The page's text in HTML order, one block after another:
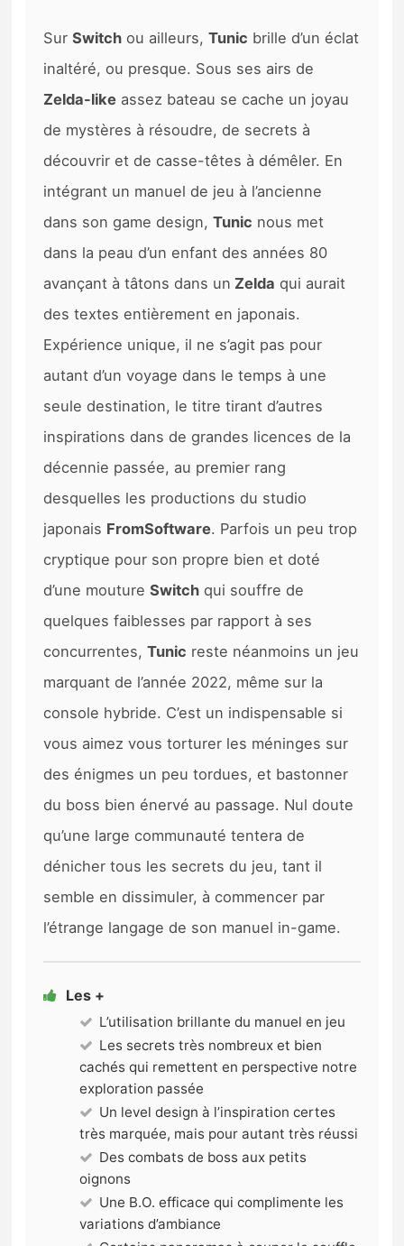
SurSwitch ou ailleurs,Tunic brille d’un éclat
inaltéré, ou presque. Sous ses airs de
Zelda-like assez bateau se cache un joyau
de mystères à résoudre, de secrets à
découvrir et de casse-têtes à démêler. En
intégrant un manuel de jeu à l’ancienne
dans son game design,Tunic nous met
dans la peau d’un enfant des années 80
avançant à tâtons dans un Zelda qui aurait
des textes entièrement en japonais.
Expérience unique, il ne s’agit pas pour
autant d’un voyage dans le temps à une
seule destination, le titre tirant d’autres
inspirations dans de grandes licences de la
décennie passée, au premier rang
desquelles les productions du studio
japonais FromSoftware. Parfois un peu trop
cryptique pour son propre bien et doté
d’une moutureSwitch qui souffre de
quelques faiblesses par rapport à ses
concurrentes,Tunic reste néanmoins un jeu
marquant de l’année 2022, même sur la
console hybride. C’est un indispensable si
vous aimez vous torturer les méninges sur
des énigmes un peu tordues, et bastonner
du boss bien énervé au passage. Nul doute
qu’une large communauté tentera de
dénicher tous les secrets du jeu, tant il
semble en dissimuler, à commencer par
l’étrange langage de son manuel in-game.
Les +
L’utilisation brillante du manuel en jeu
Les secrets très nombreux et bien
cachés qui remettent en perspective notre
exploration passée
Un level design à l’inspiration certes
très marquée, mais pour autant très réussi
Des combats de boss aux petits
oignons
Une B.O. efficace qui complimente les
variations d’ambiance